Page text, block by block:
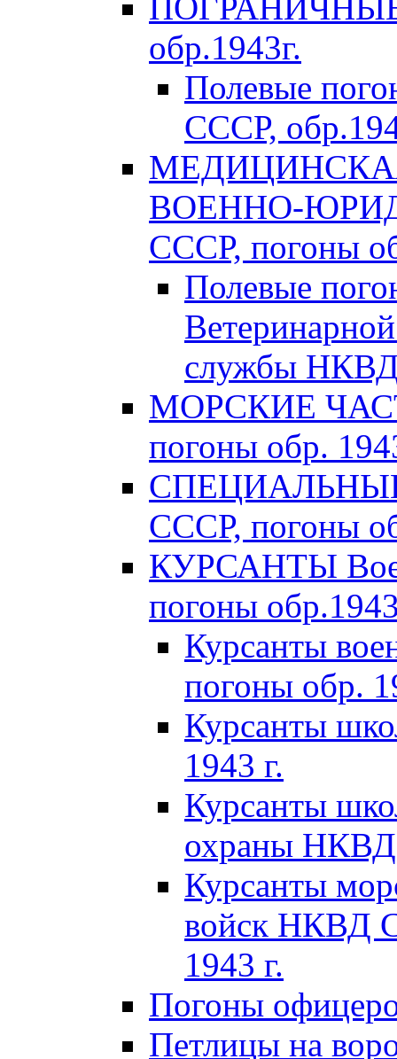
обр.1943г.
Полевые
СССР,
ВОЕННО-
СССР, погоны
Полевые
службы НКВД
МОРСКИЕ
погоны обр.
СПЕЦИАЛЬНЫЕ
СССР, погоны
КУРСАНТЫ
погоны
Курсанты
погоны обр.
Курсанты
1943 г.
Курсанты
охраны НКВД
Курсанты
войск НКВД
1943 г.
Погоны
Петлицы на